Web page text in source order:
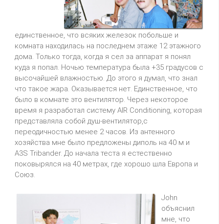
единственное, что всяких железок побольше и
комната находилась на последнем этаже 12 этажного
дома. Только тогда, когда я сел за аппарат я понял
куда я попал. Hочью температура была +35 градусов с
высочайшей влажностью. До этого я думал, что знал
что такое жара. Оказывается нет. Единственное, что
было в комнате это вентилятор. Через некоторое
время я разработал систему AIR Conditioning, которая
представляла собой душ-вентилятор,с
переодичностью менее 2 часов. Из антенного
хозяйства мне было предложены диполь на 40 м и
A3S Tribander. До начала теста я естественно
поковырялся на 40 метрах, где хорошо шла Европа и
Союз.
John
объяснил
мне, что